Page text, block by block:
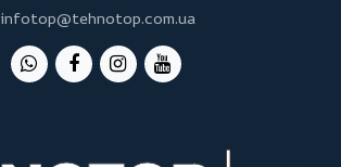
infotop@tehnotop.com.ua